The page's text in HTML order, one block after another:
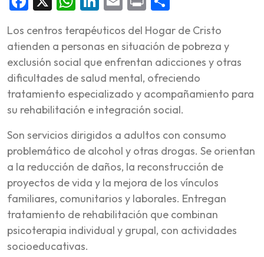
Los centros terapéuticos del Hogar de Cristo
atienden a personas en situación de pobreza y
exclusión social que enfrentan adicciones y otras
dificultades de salud mental, ofreciendo
tratamiento especializado y acompañamiento para
su rehabilitación e integración social.
Son servicios dirigidos a adultos con consumo
problemático de alcohol y otras drogas. Se orientan
a la reducción de daños, la reconstrucción de
proyectos de vida y la mejora de los vínculos
familiares, comunitarios y laborales. Entregan
tratamiento de rehabilitación que combinan
psicoterapia individual y grupal, con actividades
socioeducativas.